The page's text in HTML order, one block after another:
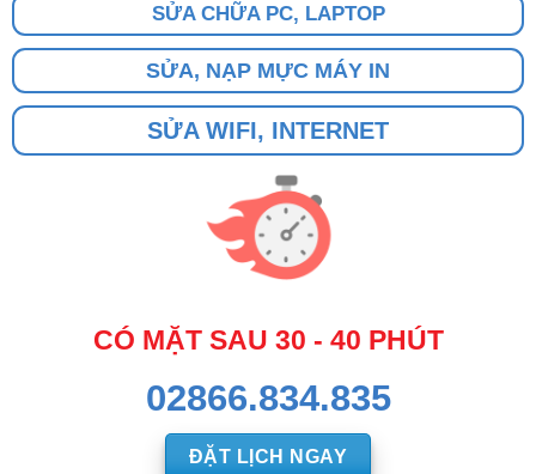
SỬA CHỮA PC, LAPTOP
SỬA, NẠP MỰC MÁY IN
SỬA WIFI, INTERNET
CÓ MẶT SAU 30 - 40 PHÚT
02866.834.835
ĐẶT LỊCH NGAY